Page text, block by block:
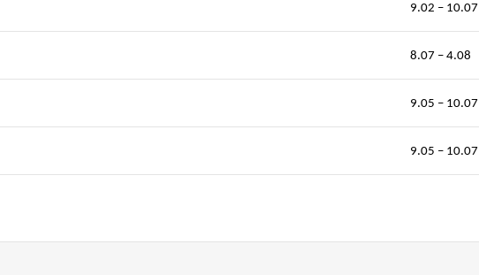
9.02 – 10.07
8.07 – 4.08
9.05 – 10.07
9.05 – 10.07